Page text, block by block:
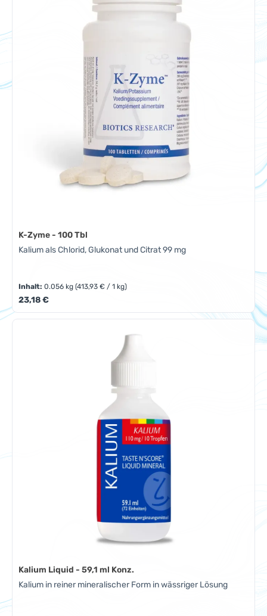
K-Zyme - 100 Tbl
Kalium als Chlorid, Glukonat und Citrat 99 mg
Inhalt:0.056 kg(413,93 € / 1 kg)
Regulärer Preis:
23,18 €
Kalium Liquid - 59,1 ml Konz.
Kalium in reiner mineralischer Form in wässriger Lösung